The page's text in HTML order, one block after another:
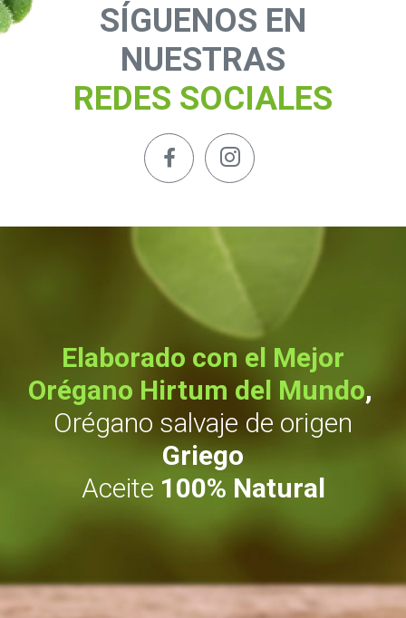
SÍGUENOS EN
NUESTRAS
REDES SOCIALES
Elaborado con el Mejor
Orégano Hirtum del Mundo,
Orégano salvaje de origen
Griego
Aceite 100% Natural